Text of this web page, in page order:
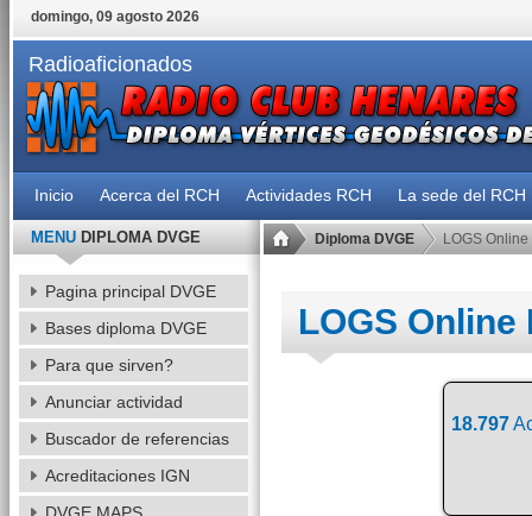
domingo, 09 agosto 2026
Radioaficionados
Inicio Acerca del RCH Actividades RCH La sede del RCH
Diploma DVGE LOGS Online
LOGS Online
18.797
MENUDIPLOMA DVGE
Pagina principal DVGE
Bases diploma DVGE
Para que sirven?
Anunciar actividad
Buscador de referencias
Acreditaciones IGN